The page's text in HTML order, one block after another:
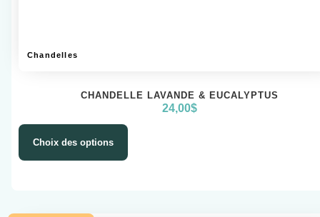
Chandelles
CHANDELLE LAVANDE & EUCALYPTUS
24,00$
Choix des options